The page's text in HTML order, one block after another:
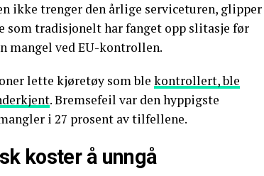
ikke trenger den årlige serviceturen, glipper
som tradisjonelt har fanget opp slitasje før
mangel ved EU-kontrollen.
lette kjøretøy som ble kontrollert, ble
. Bremsefeil var den hyppigste
i 27 prosent av tilfellene.
koster å unngå